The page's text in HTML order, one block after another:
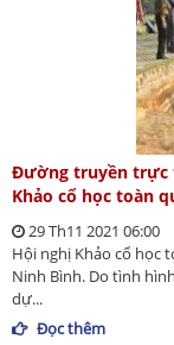
Đường truyền trực
Khảo cổ học toàn
29 Th11 2021 06:00
Hội nghị Khảo cổ học
Ninh Bình. Do tình
dự...
Đọc thêm